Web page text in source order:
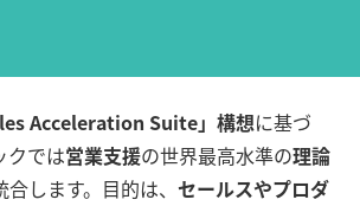
Acceleration Suite」構想に基づ
クでは営業支援の世界最高水準の理論
合します。目的は、 セールスやプロダ